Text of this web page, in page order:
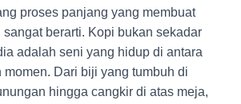
proses panjang yang membuat
berarti. Kopi bukan sekadar
adalah seni yang hidup di antara
momen. Dari biji yang tumbuh di
hingga cangkir di atas meja,